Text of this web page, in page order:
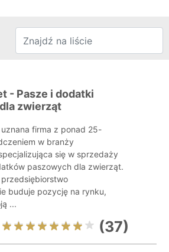
- Pasze i dodatki
zwierząt
firma z ponad 25-
w branży
się w sprzedaży
paszowych dla zwierząt.
buduje pozycję na rynku,
...
(37)